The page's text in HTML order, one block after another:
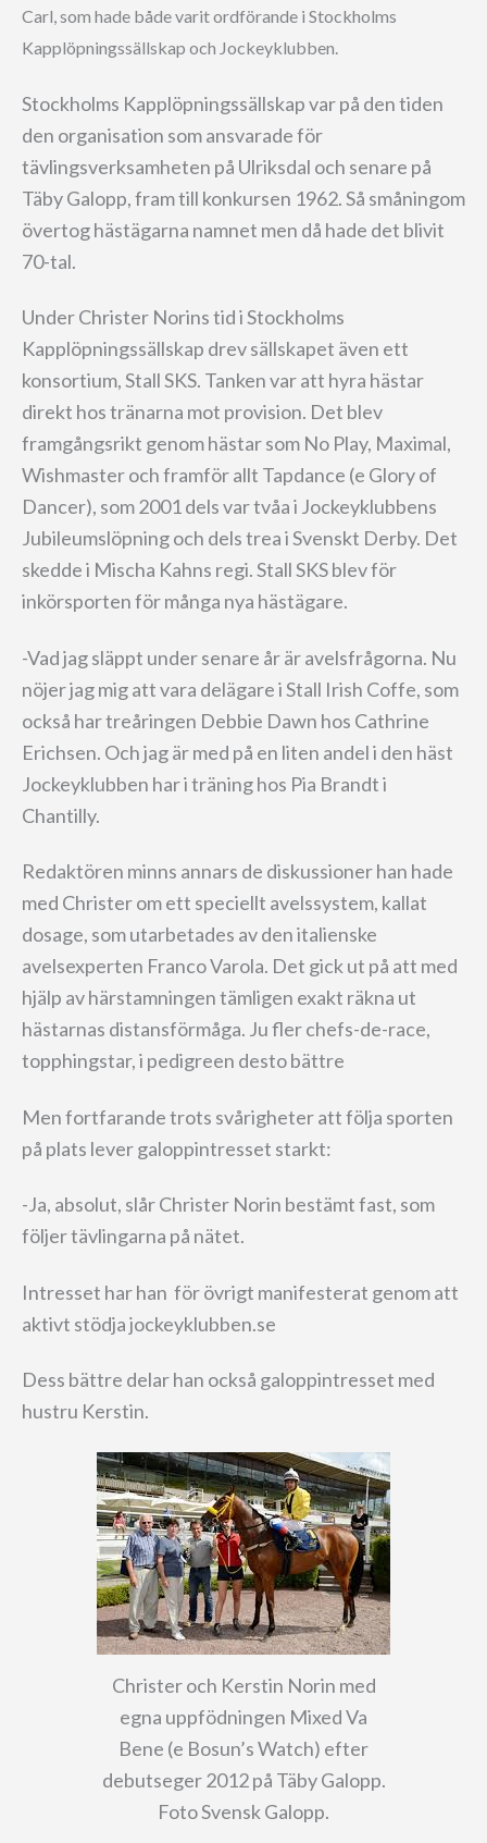
Carl, som hade både varit ordförande i Stockholms
Kapplöpningssällskap och Jockeyklubben.
Stockholms Kapplöpningssällskap var på den tiden
den organisation som ansvarade för
tävlingsverksamheten på Ulriksdal och senare på
Täby Galopp, fram till konkursen 1962. Så småningom
övertog hästägarna namnet men då hade det blivit
70-tal.
Under Christer Norins tid i Stockholms
Kapplöpningssällskap drev sällskapet även ett
konsortium, Stall SKS. Tanken var att hyra hästar
direkt hos tränarna mot provision. Det blev
framgångsrikt genom hästar som No Play, Maximal,
Wishmaster och framför allt Tapdance (e Glory of
Dancer), som 2001 dels var tvåa i Jockeyklubbens
Jubileumslöpning och dels trea i Svenskt Derby. Det
skedde i Mischa Kahns regi. Stall SKS blev för
inkörsporten för många nya hästägare.
-Vad jag släppt under senare år är avelsfrågorna. Nu
nöjer jag mig att vara delägare i Stall Irish Coffe, som
också har treåringen Debbie Dawn hos Cathrine
Erichsen. Och jag är med på en liten andel i den häst
Jockeyklubben har i träning hos Pia Brandt i
Chantilly.
Redaktören minns annars de diskussioner han hade
med Christer om ett speciellt avelssystem, kallat
dosage, som utarbetades av den italienske
avelsexperten Franco Varola. Det gick ut på att med
hjälp av härstamningen tämligen exakt räkna ut
hästarnas distansförmåga. Ju fler chefs-de-race,
topphingstar, i pedigreen desto bättre
Men fortfarande trots svårigheter att följa sporten
på plats lever galoppintresset starkt:
-Ja, absolut, slår Christer Norin bestämt fast, som
följer tävlingarna på nätet.
Intresset har han för övrigt manifesterat genom att
aktivt stödja jockeyklubben.se
Dess bättre delar han också galoppintresset med
hustru Kerstin.
Christer och Kerstin Norin med
egna uppfödningen Mixed Va
Bene (e Bosun’s Watch) efter
debutseger 2012 på Täby Galopp.
Foto Svensk Galopp.